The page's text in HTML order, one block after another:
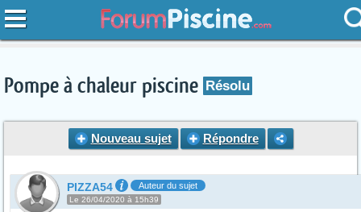
Pompe à chaleur piscine Résolu
Nouveau sujet Répondre
PIZZA54 Auteur du sujet
Le 26/04/2020 à 15h39